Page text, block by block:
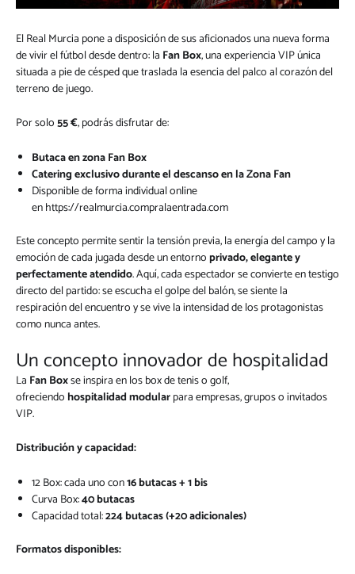
El Real Murcia pone a disposición de sus aficionados una nueva forma
de vivir el fútbol desde dentro: la Fan Box, una experiencia VIP única
situada a pie de césped que traslada la esencia del palco al corazón del
terreno de juego.
Por solo55 €, podrás disfrutar de:
Butaca en zona Fan Box
Catering exclusivo durante el descanso en la Zona Fan
Disponible de forma individual online
enhttps://realmurcia.compralaentrada.com
Este concepto permite sentir la tensión previa, la energía del campo y la
emoción de cada jugada desde un entornoprivado, elegante y
perfectamente atendido. Aquí, cada espectador se convierte en testigo
directo del partido: se escucha el golpe del balón, se siente la
respiración del encuentro y se vive la intensidad de los protagonistas
como nunca antes.
Un concepto innovador de hospitalidad
La Fan Boxse inspira en los box de tenis o golf,
ofreciendo hospitalidad modularpara empresas, grupos o invitados
VIP.
Distribución y capacidad:
12 Box: cada uno con16 butacas + 1 bis
Curva Box:40 butacas
Capacidad total:224 butacas (+20 adicionales)
Formatos disponibles: